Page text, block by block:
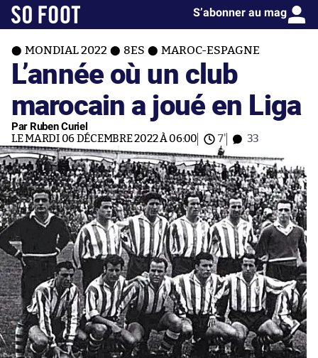
S’abonner au mag
MONDIAL 2022 8ES MAROC-ESPAGNE
L’année où un club
marocain a joué en Liga
Par Ruben Curiel
LE MARDI 06 DÉCEMBRE 2022 À 06:00 7' 33